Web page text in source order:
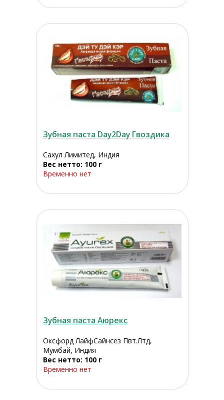
Зубная паста Day2Day Гвоздика
Сахул Лимитед, Индия
Вес нетто: 100 г
Временно нет
Зубная паста Аюрекс
Оксфорд ЛайфСайнсез Пвт.Лтд,
Мумбай, Индия
Вес нетто: 100 г
Временно нет